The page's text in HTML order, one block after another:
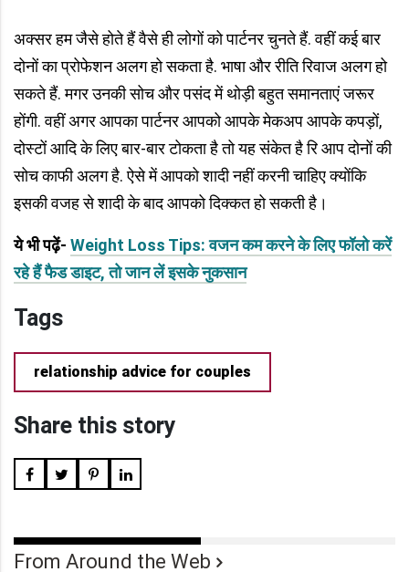
अक्सर हम जैसे होते हैं वैसे ही लोगों को पार्टनर चुनते हैं. वहीं कई बार
दोनों का प्रोफेशन अलग हो सकता है. भाषा और रीति रिवाज अलग हो
सकते हैं. मगर उनकी सोच और पसंद में थोड़ी बहुत समानताएं जरूर
होंगी. वहीं अगर आपका पार्टनर आपको आपके मेकअप आपके कपड़ों,
दोस्टों आदि के लिए बार-बार टोकता है तो यह संकेत है रि आप दोनों की
सोच काफी अलग है. ऐसे में आपको शादी नहीं करनी चाहिए क्योंकि
इसकी वजह से शादी के बाद आपको दिक्कत हो सकती है।
ये भी पढ़ें- Weight Loss Tips: वजन कम करने के लिए फॉलो करें
रहे हैं फैड डाइट, तो जान लें इसके नुकसान
Tags
relationship advice for couples
Share this story
From Around the Web